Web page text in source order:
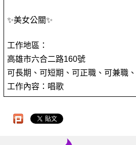
✨美女公關✨
工作地區：
高雄市六合二路160號
可長期、可短期、可正職、可兼職
工作內容：唱歌